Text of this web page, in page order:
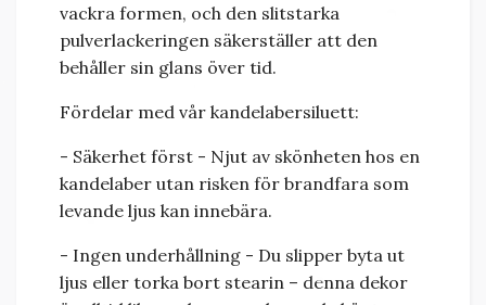
vackra formen, och den slitstarka
pulverlackeringen säkerställer att den
behåller sin glans över tid.
Fördelar med vår kandelabersiluett:
- Säkerhet först - Njut av skönheten hos en
kandelaber utan risken för brandfara som
levande ljus kan innebära.
- Ingen underhållning - Du slipper byta ut
ljus eller torka bort stearin – denna dekor